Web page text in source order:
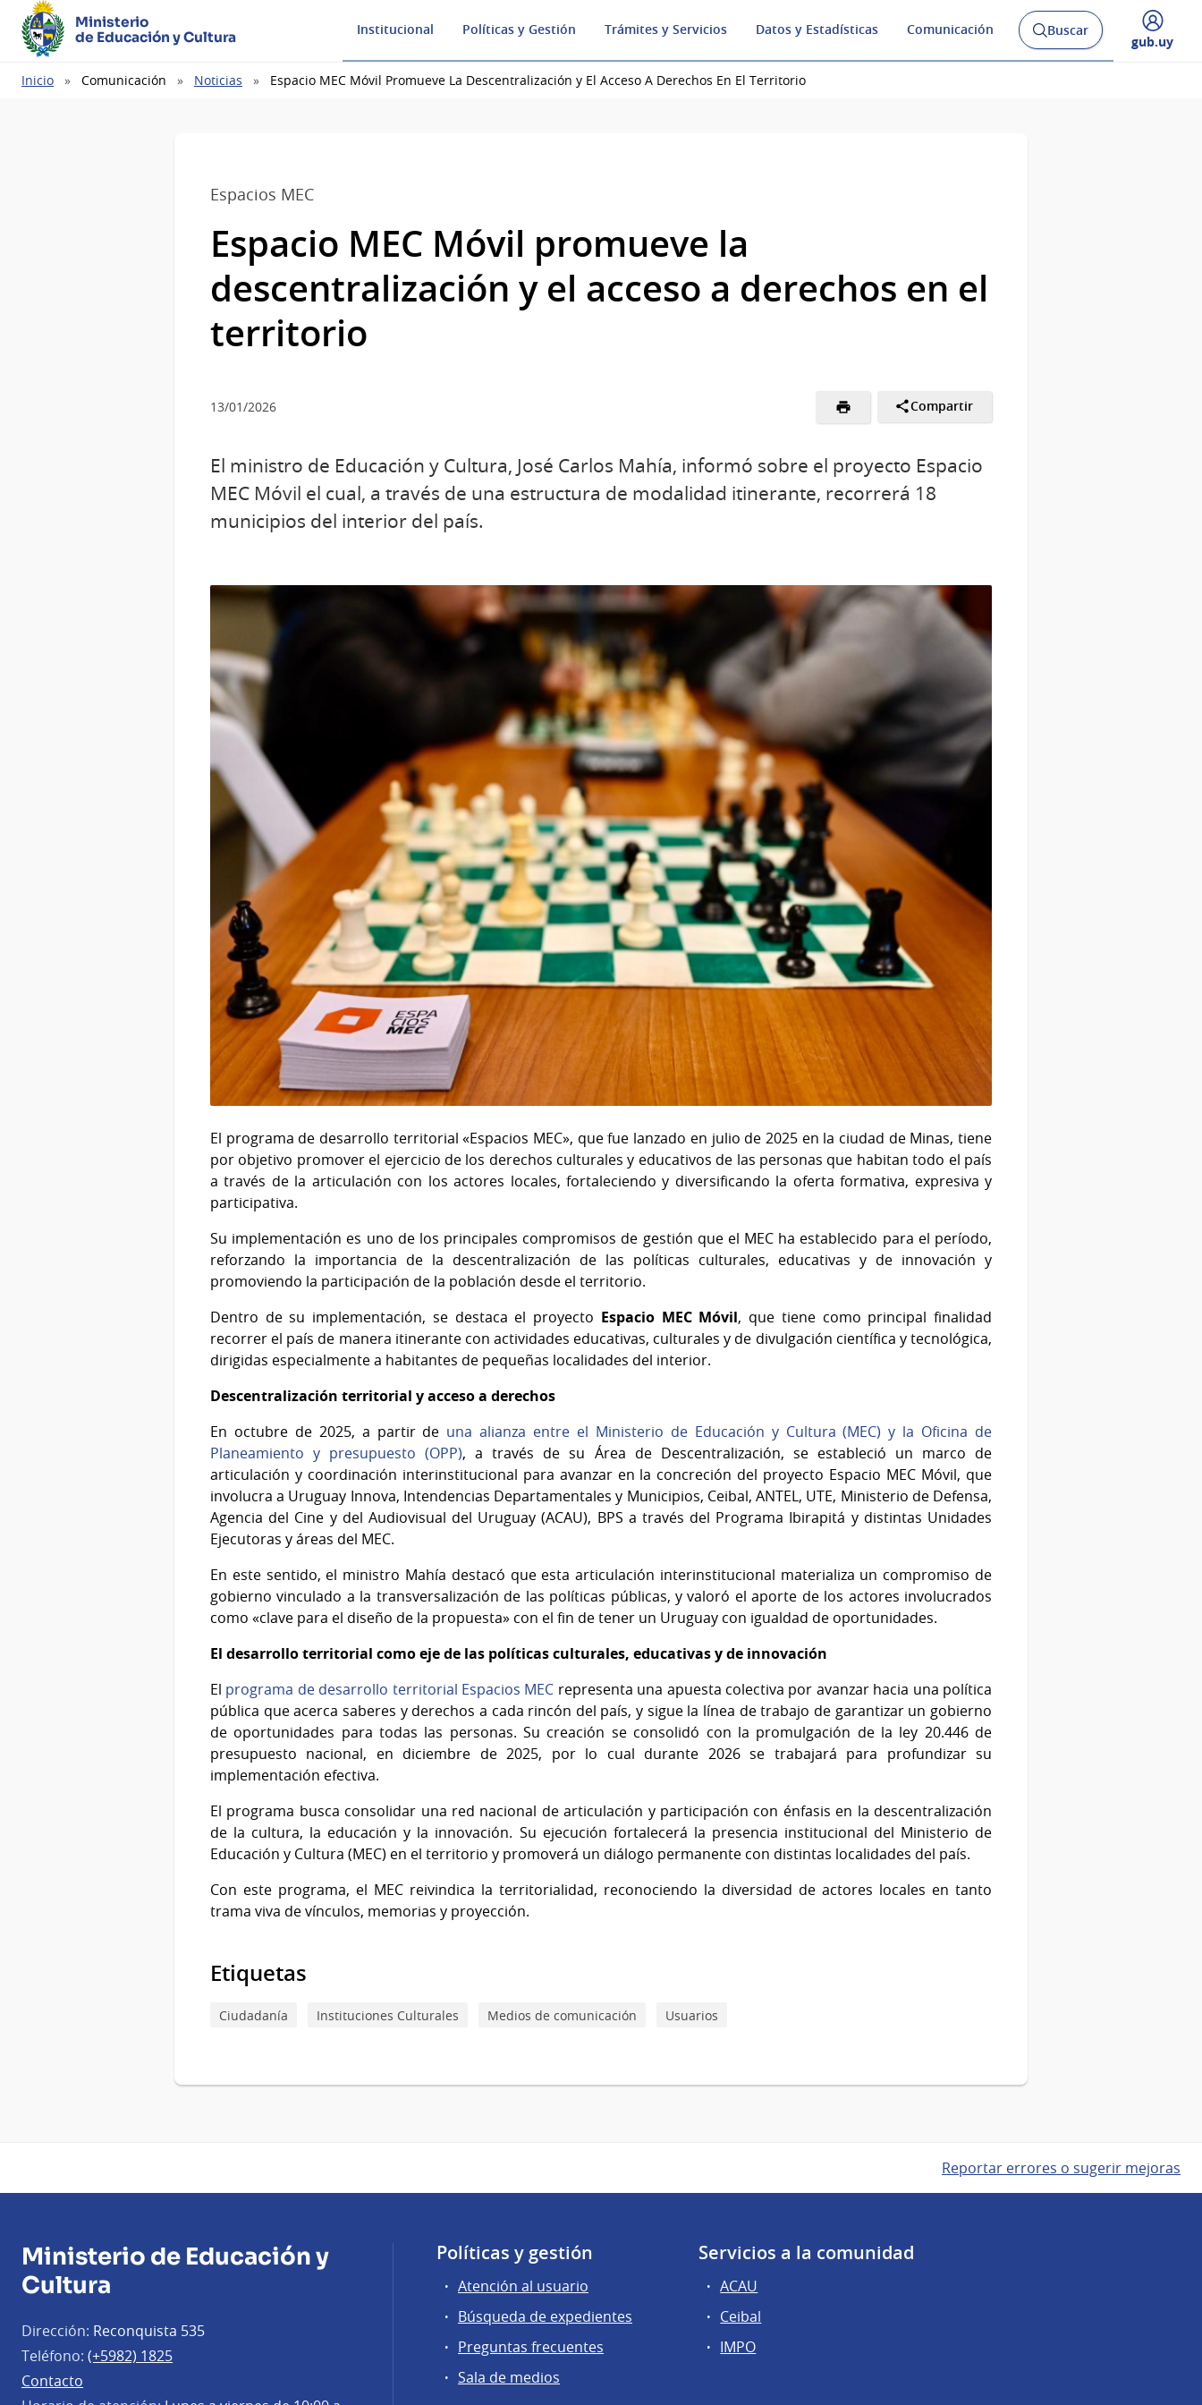
Ministerio
de Educación y Cultura
Institucional Políticas y Gestión Trámites y Servicios Datos y Estadísticas Comunicación
Abrir
buscador
Buscar
Desplegar
gub.uy
Ruta
Inicio Comunicación Noticias Espacio MEC Móvil Promueve La Descentralización y El Acceso A Derechos En El Territorio
Espacios MEC
Espacio MEC Móvil promueve la
descentralización y el acceso a derechos en el
territorio
13/01/2026 Compartir
El ministro de Educación y Cultura, José Carlos Mahía, informó sobre el proyecto Espacio
MEC Móvil el cual, a través de una estructura de modalidad itinerante, recorrerá 18
municipios del interior del país.
El programa de desarrollo territorial «Espacios MEC», que fue lanzado en julio de 2025 en la ciudad de Minas, tiene
por objetivo promover el ejercicio de los derechos culturales y educativos de las personas que habitan todo el país
a través de la articulación con los actores locales, fortaleciendo y diversificando la oferta formativa, expresiva y
participativa.
Su implementación es uno de los principales compromisos de gestión que el MEC ha establecido para el período,
reforzando la importancia de la descentralización de las políticas culturales, educativas y de innovación y
promoviendo la participación de la población desde el territorio.
Dentro de su implementación, se destaca el proyecto Espacio MEC Móvil, que tiene como principal finalidad
recorrer el país de manera itinerante con actividades educativas, culturales y de divulgación científica y tecnológica,
dirigidas especialmente a habitantes de pequeñas localidades del interior.
Descentralización territorial y acceso a derechos
En octubre de 2025, a partir de una alianza entre el Ministerio de Educación y Cultura (MEC) y la Oficina de
Planeamiento y presupuesto (OPP), a través de su Área de Descentralización, se estableció un marco de
articulación y coordinación interinstitucional para avanzar en la concreción del proyecto Espacio MEC Móvil, que
involucra a Uruguay Innova, Intendencias Departamentales y Municipios, Ceibal, ANTEL, UTE, Ministerio de Defensa,
Agencia del Cine y del Audiovisual del Uruguay (ACAU), BPS a través del Programa Ibirapitá y distintas Unidades
Ejecutoras y áreas del MEC.
En este sentido, el ministro Mahía destacó que esta articulación interinstitucional materializa un compromiso de
gobierno vinculado a la transversalización de las políticas públicas, y valoró el aporte de los actores involucrados
como «clave para el diseño de la propuesta» con el fin de tener un Uruguay con igualdad de oportunidades.
El desarrollo territorial como eje de las políticas culturales, educativas y de innovación
El programa de desarrollo territorial Espacios MEC representa una apuesta colectiva por avanzar hacia una política
pública que acerca saberes y derechos a cada rincón del país, y sigue la línea de trabajo de garantizar un gobierno
de oportunidades para todas las personas. Su creación se consolidó con la promulgación de la ley 20.446 de
presupuesto nacional, en diciembre de 2025, por lo cual durante 2026 se trabajará para profundizar su
implementación efectiva.
El programa busca consolidar una red nacional de articulación y participación con énfasis en la descentralización
de la cultura, la educación y la innovación. Su ejecución fortalecerá la presencia institucional del Ministerio de
Educación y Cultura (MEC) en el territorio y promoverá un diálogo permanente con distintas localidades del país.
Con este programa, el MEC reivindica la territorialidad, reconociendo la diversidad de actores locales en tanto
trama viva de vínculos, memorias y proyección.
Etiquetas
Ciudadanía Instituciones Culturales Medios de comunicación Usuarios
Reportar errores o sugerir mejoras
Ministerio de Educación y
Cultura
Dirección: Reconquista 535
Teléfono: (+5982) 1825
Contacto
Políticas y gestión
Atención al usuario
Búsqueda de expedientes
Preguntas frecuentes
Sala de medios
Servicios a la comunidad
ACAU
Ceibal
IMPO